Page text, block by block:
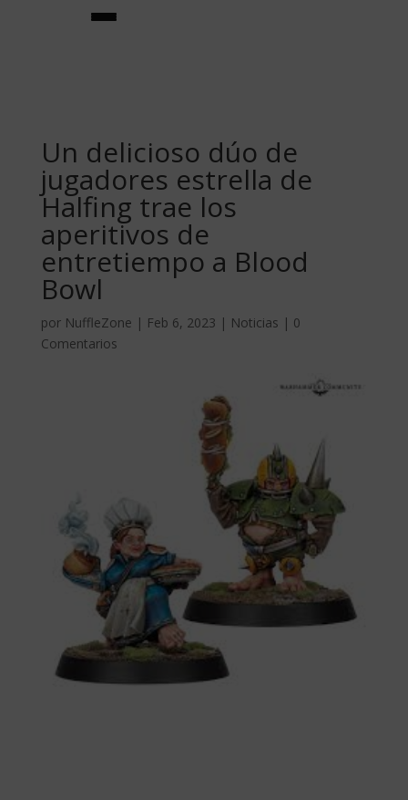
★creador de equipos★
habilidades
Un delicioso dúo de
jugadores estrella de
Halfing trae los
aperitivos de
entretiempo a Blood
Bowl
por NuffleZone | Feb 6, 2023 | Noticias | 0
Comentarios